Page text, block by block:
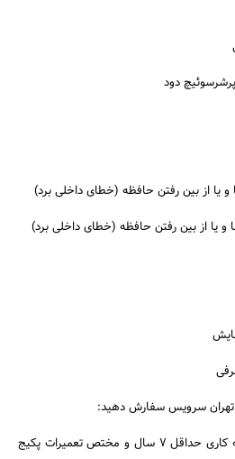
تهران سرویس سفارش دهید:
۱ – دارای تکنسین های با سابقه کاری حداقل ۷ سال و مختص تعمیرات پکیج